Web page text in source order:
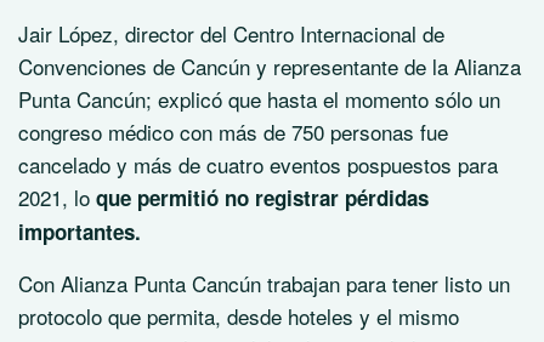
Jair López, director del Centro Internacional de
Convenciones de Cancún y representante de la Alianza
Punta Cancún; explicó que hasta el momento sólo un
congreso médico con más de 750 personas fue
cancelado y más de cuatro eventos pospuestos para
2021, lo que permitió no registrar pérdidas
importantes.
Con Alianza Punta Cancún trabajan para tener listo un
protocolo que permita, desde hoteles y el mismo